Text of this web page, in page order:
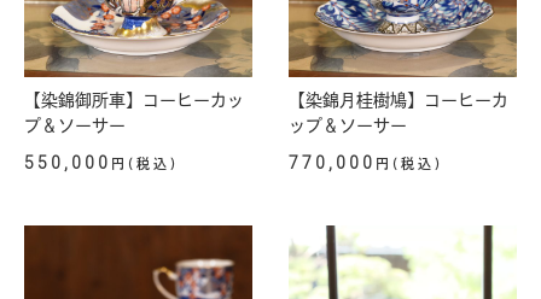
【染錦御所車】コーヒーカッ
プ＆ソーサー
550,000 円(税込)
【染錦月桂樹鳩】コーヒーカ
ップ＆ソーサー
770,000 円(税込)